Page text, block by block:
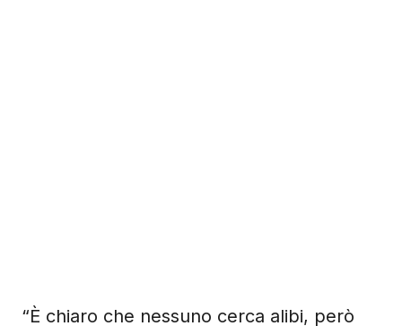
“È chiaro che nessuno cerca alibi, però